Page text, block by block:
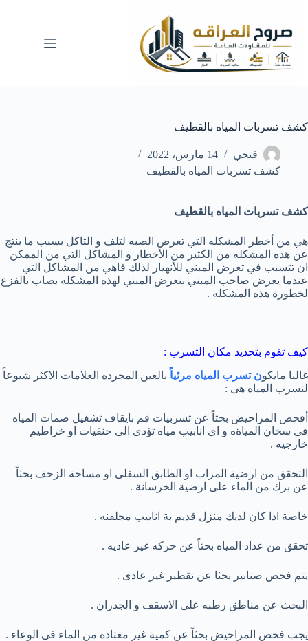
المحتوى
كشف تسربات المياه بالقطيف
فتحي
14 مارس، 2022
كشف تسربات المياه بالقطيف
كشف تسربات المياه بالقطيف
هي من أخطر المشكله التي تعرض الصبه لتلف و التاكل بسبب ما ينتج
عن هذه المشكله من الكثير من الأخطار و المشاكل التي من الممكن
ان تتسبب في تعرض المبني للأنهيار لذلك فاهي من المشاكل التي
عندما يعرض صاحب المبني بتعرض المبني لهذه المشكله يصاب بالفزع
لخطورة هذه المشكله .
كيف تقوم بتحديد مكان التسرب :
غالبا مايكون تسرب المياه مرئياًً بالعين المجرده العلامات الاكثر شيوعاً
لتسرب المياه هى :
أفحص المراحيض بحثاً عن تسربيات قم بايقاف تشغيل صمات المياه
فى سخان المياةه و اى انابيب مياه تؤدى الى حنفيات او خراطيم
خارجيه .
التحقق من ارضية المراب او الطابق السفلى او مساحة الزحف بحثاً
عن برك من الماء على ارضية الخرسانة .
خاصة اذا كان لديك منزل قديم بة انابيب مجلفنه .
تحقق من عداد المياه بحثاً عن حركه غير عاديه .
يتم فحص صنابير بحثا عن تقطير غير عادى .
البحث عن مناطق رطبه على الاسقف و الجدران .
يجب فحص المراحيض بحثاً عن كمية غير معتاده من الماء فى الوعاء .